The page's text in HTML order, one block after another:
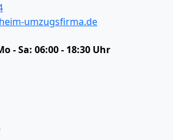
umzugsfirma.de
- Sa: 06:00 - 18:30 Uhr